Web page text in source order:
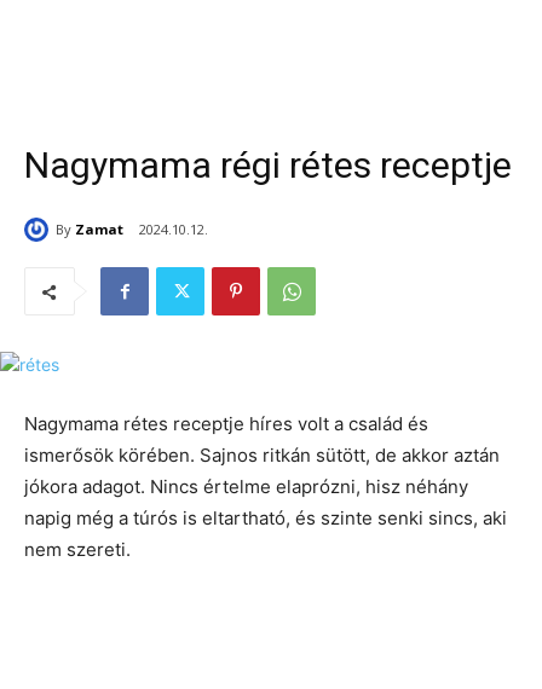
Nagymama régi rétes receptje
By Zamat 2024.10.12.
Nagymama rétes receptje híres volt a család és
ismerősök körében. Sajnos ritkán sütött, de akkor aztán
jókora adagot. Nincs értelme elaprózni, hisz néhány
napig még a túrós is eltartható, és szinte senki sincs, aki
nem szereti.